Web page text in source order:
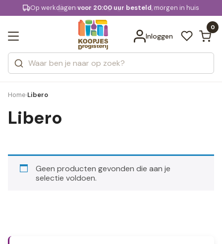
KD.
extra
Op werkdagenvoor 20:00 uur besteld, morgen in huis
Gratis bezorgingvanaf € 74,95
Inloggen
0
Zoeken
Categorieën
Merken
Bekijk alle resultaten
Home›Libero
Libero
Geen producten gevonden die aan je
selectie voldoen.